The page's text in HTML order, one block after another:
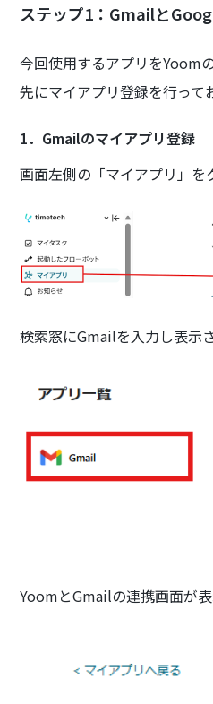
ステップ1：Gmailと
今回使用するアプリをYoom
先にマイアプリ登録を行って
1．Gmailのマイアプリ登録
画面左側の「マイアプリ」
検索窓にGmailを入力し表示
YoomとGmailの連携画面が